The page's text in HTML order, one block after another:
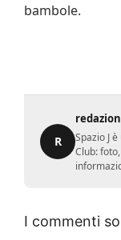
bambole.
R
Spazio J
Club:
I commenti